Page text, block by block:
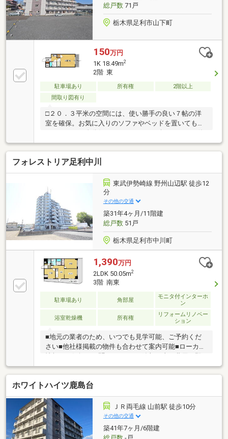
総戸数71戸
栃木県足利市山下町
150万円
1K 18.49m2
2階 東
駐車場あり 所有権
2階以上
間取り図有り
□２０．３平米の空間には、使い勝手の良い７帖の洋
室を確保。お気に入りのソファやベッドを置いてもゆ
日はお部屋で映画鑑賞など、誰にも邪魔されない自由
な時間を。□両毛線「山前駅」まで徒歩８分という近
さは、毎日の通勤・通学の強い味方。朝の時間に余裕
が生まれ、駅からの帰り道も安心です。お出かけのフ
ットワークも軽くなり、アクティブで充実したシング
ルライフを支えます。□１Ｋのお部屋探しで重視され
る「バス・トイレ別」や「室内洗濯機置き場」をしっ
かり完備！毎日の身支度やお洗濯などの家事ストレス
を軽減します。
フォレストリア足利中川
東武伊勢崎線 野州山辺駅 徒歩12
分
その他の交通
築31年4ヶ月/11階建
総戸数51戸
栃木県足利市中川町
1,390万円
2LDK 50.05m2
3階 南東
駐車場あり 角部屋
モニタ付インターホ
ン
浴室乾燥機 所有権
リフォームリノベー
ション
■地元の業者のため、いつでも見学可能、ご予約くだ
さい■他社様掲載の物件も合わせて案内可能■ローカル
日お見積もり可能【人と街を想い 笑顔で未来につな
ぐ】当店は昭和63年の創業。笑顔になれるお取引をモ
ットーにお客様のお役に立てる企業を目指します！
ホワイトハイツ鹿島台
ＪＲ両毛線 山前駅 徒歩10分
その他の交通
築41年7ヶ月/6階建